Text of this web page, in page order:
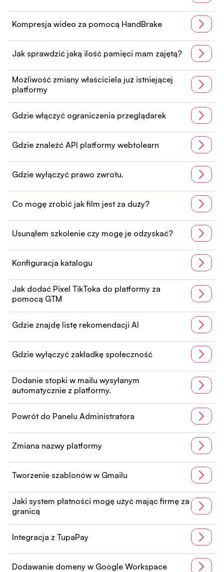
Kompresja wideo za pomocą HandBrake
Jak sprawdzić jaką ilość pamięci mam zajętą?
Możliwość zmiany właściciela już istniejącej
platformy
Gdzie włączyć ograniczenia przeglądarek
Gdzie znaleźć API platformy webtolearn
Gdzie wyłączyć prawo zwrotu.
Co mogę zrobić jak film jest za duży?
Usunąłem szkolenie czy mogę je odzyskać?
Konfiguracja katalogu
Jak dodać Pixel TikToka do platformy za
pomocą GTM
Gdzie znajdę listę rekomendacji AI
Gdzie wyłączyć zakładkę społeczność
Dodanie stopki w mailu wysyłanym
automatycznie z platformy.
Powrót do Panelu Administratora
Zmiana nazwy platformy
Tworzenie szablonów w Gmailu
Jaki system płatności mogę użyć mając firmę za
granicą
Integracja z TupaPay
Dodawanie domeny w Google Workspace